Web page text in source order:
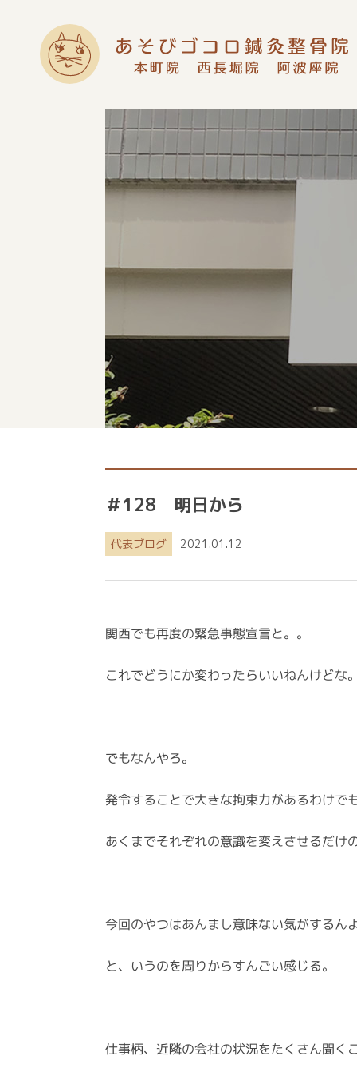
＃128 明日から
代表ブログ 2021.01.12
関西でも再度の緊急事態宣言と。。
これでどうにか変わったらいいねんけどな
でもなんやろ。
発令することで大きな拘束力があるわけで
あくまでそれぞれの意識を変えさせるだけ
今回のやつはあんまし意味ない気がするん
と、いうのを周りからすんごい感じる。
仕事柄、近隣の会社の状況をたくさん聞く